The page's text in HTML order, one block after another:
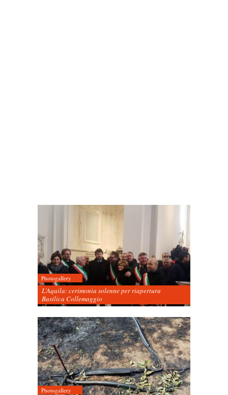
Photogallery
L’Aquila: cerimonia solenne per riapertura
Basilica Collemaggio
Photogallery